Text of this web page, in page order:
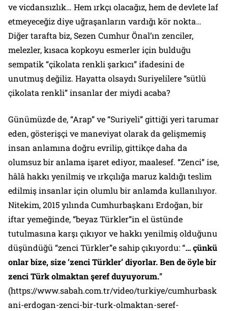
ve vicdansızlık… Hem ırkçı olacağız, hem de devlete laf
etmeyeceğiz diye uğraşanların vardığı kör nokta…
Diğer tarafta biz, Sezen Cumhur Önal’ın zenciler,
melezler, kısaca kopkoyu esmerler için bulduğu
sempatik “çikolata renkli şarkıcı” ifadesini de
unutmuş değiliz. Hayatta olsaydı Suriyelilere “sütlü
çikolata renkli” insanlar der miydi acaba?
Günümüzde de, “Arap” ve “Suriyeli” gittiği yeri tarumar
eden, gösterişçi ve maneviyat olarak da gelişmemiş
insan anlamına doğru evrilip, gittikçe daha da
olumsuz bir anlama işaret ediyor, maalesef. “Zenci” ise,
hâlâ hakkı yenilmiş ve ırkçılığa maruz kaldığı teslim
edilmiş insanlar için olumlu bir anlamda kullanılıyor.
Nitekim, 2015 yılında Cumhurbaşkanı Erdoğan, bir
iftar yemeğinde, “beyaz Türkler”in el üstünde
tutulmasına karşı çıkıyor ve hakkı yenilmiş olduğunu
düşündüğü “zenci Türkler”e sahip çıkıyordu: “… çünkü
onlar bize, size ‘zenci Türkler’ diyorlar. Ben de öyle bir
zenci Türk olmaktan şeref duyuyorum.”
(https://www.sabah.com.tr/video/turkiye/cumhurbask
ani-erdogan-zenci-bir-turk-olmaktan-seref-